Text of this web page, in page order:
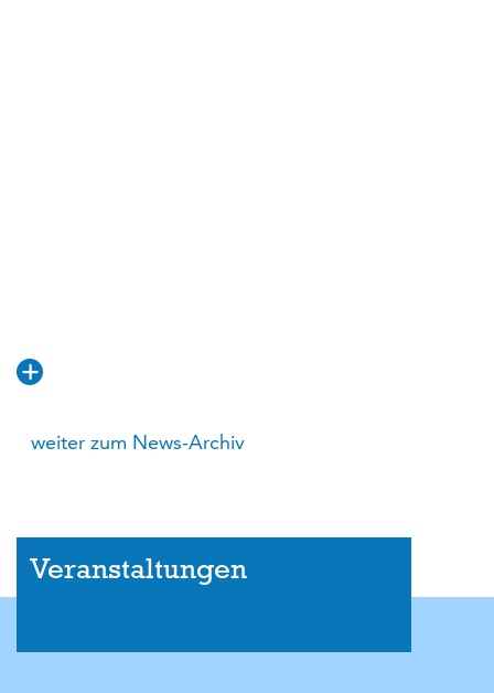
weiter zum News-Archiv
Veranstaltungen